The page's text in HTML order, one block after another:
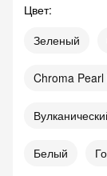
Цвет:
Зеленый
Chroma
Белый